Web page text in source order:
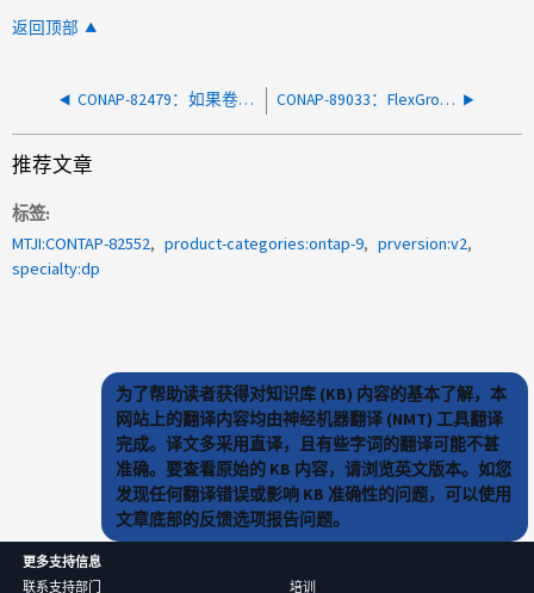
返回顶部
CONAP-82479：如果卷充当同步SnapMirror保护的源、则卷移动可能会失败。 CONAP-89033：FlexGroup SnapMirror失败、并显示"Volume access error (Operation Could not complete.请重试)"
推荐文章
标签
MTJI:CONTAP-82552
product-categories:ontap-9
prversion:v2
specialty:dp
为了帮助读者获得对知识库 (KB) 内容的基本了解，本
网站上的翻译内容均由神经机器翻译 (NMT) 工具翻译
完成。译文多采用直译，且有些字词的翻译可能不甚
准确。要查看原始的 KB 内容，请浏览英文版本。如您
发现任何翻译错误或影响 KB 准确性的问题，可以使用
文章底部的反馈选项报告问题。
更多支持信息
联系支持部门
培训